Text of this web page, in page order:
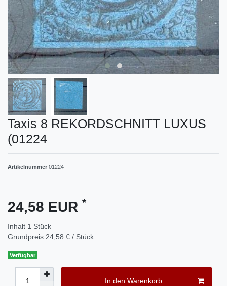
Taxis 8 REKORDSCHNITT LUXUS
(01224
Artikelnummer 01224
24,58 EUR *
Inhalt 1 Stück
Grundpreis 24,58 € / Stück
Verfügbar
In den Warenkorb